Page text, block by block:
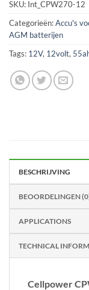
SKU: Int_CPW270-12
Categorieën:Accu's
AGM batterijen
Tags: 12V, 12volt,
BESCHRIJVING
BEOORDELINGEN
APPLICATIONS
TECHNICAL
Cellpower